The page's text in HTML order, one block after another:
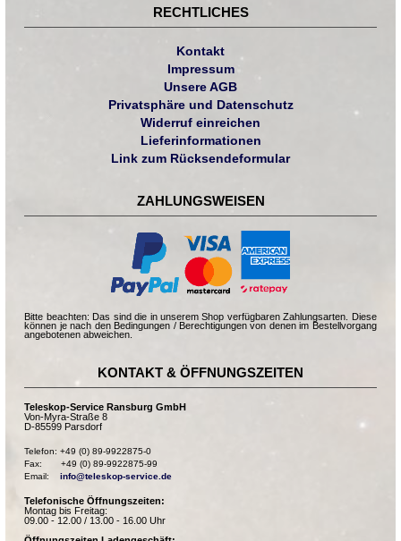
RECHTLICHES
Kontakt
Impressum
Unsere AGB
Privatsphäre und Datenschutz
Widerruf einreichen
Lieferinformationen
Link zum Rücksendeformular
ZAHLUNGSWEISEN
Bitte beachten: Das sind die in unserem Shop verfügbaren Zahlungsarten. Diese
können je nach den Bedingungen / Berechtigungen von denen im Bestellvorgang
angebotenen abweichen.
KONTAKT & ÖFFNUNGSZEITEN
Teleskop-Service Ransburg GmbH
Von-Myra-Straße 8
D-85599 Parsdorf
Telefon: +49 (0) 89-9922875-0
Fax:       +49 (0) 89-9922875-99
Email: info@teleskop-service.de
Telefonische Öffnungszeiten:
Montag bis Freitag:
09.00 - 12.00 / 13.00 - 16.00 Uhr